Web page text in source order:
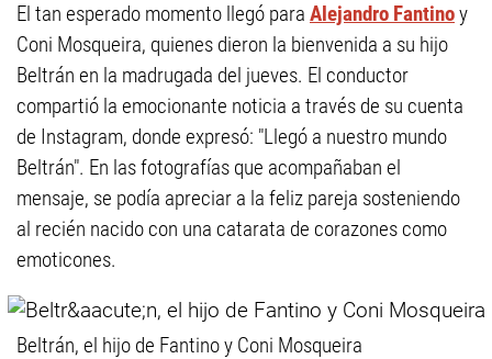
El tan esperado momento llegó para Alejandro Fantinoy
Coni Mosqueira, quienes dieron la bienvenida a su hijo
Beltrán en la madrugada del jueves. El conductor
compartió la emocionante noticia a través de su cuenta
de Instagram, donde expresó: "Llegó a nuestro mundo
Beltrán". En las fotografías que acompañaban el
mensaje, se podía apreciar a la feliz pareja sosteniendo
al recién nacido con una catarata de corazones como
emoticones.
Beltrán, el hijo de Fantino y Coni Mosqueira